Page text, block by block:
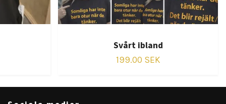
Svårt ibland
199.00 SEK